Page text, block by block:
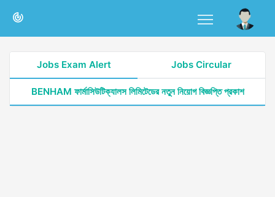
Jobs Exam Alert Jobs Circular
BENHAM ফার্মাসিউটিক্যালস লিমিটেডের নতুন নিয়োগ বিজ্ঞপ্তি প্রকাশ